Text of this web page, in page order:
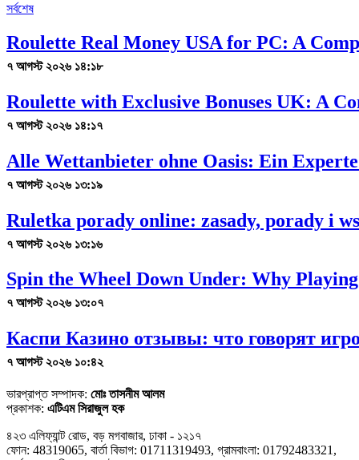
সর্বশেষ
Roulette Real Money USA for PC: A
৭ আগস্ট ২০২৬ ১৪:১৮
Roulette with Exclusive Bonuses UK: A
৭ আগস্ট ২০২৬ ১৪:১৭
Alle Wettanbieter ohne Oasis: Ein
৭ আগস্ট ২০২৬ ১৩:১৯
Ruletka porady online: zasady, porady i
৭ আগস্ট ২০২৬ ১৩:১৬
Spin the Wheel Down Under: Why
৭ আগস্ট ২০২৬ ১৩:০৭
Каспи Казино отзывы: что говорят
৭ আগস্ট ২০২৬ ১০:৪২
ভারপ্রাপ্ত সম্পাদক: মোঃ তাসনীম আলম
প্রকাশক: এটিএম সিরাজুল হক
৪২৩ এলিফ্যান্ট রোড, বড় মগবাজার, ঢাকা - ১২১৭
ফোন: 48319065, বার্তা বিভাগ: 01711319493, গ্রামবাংলা: 01792483321,